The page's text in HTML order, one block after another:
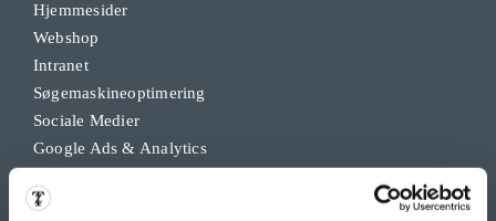
Hjemmesider
Webshop
Intranet
Søgemaskineoptimering
Sociale Medier
Google Ads & Analytics
Grafisk Arbejde & DTP